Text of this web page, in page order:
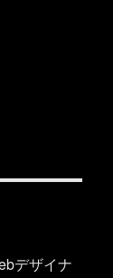
デザイナ